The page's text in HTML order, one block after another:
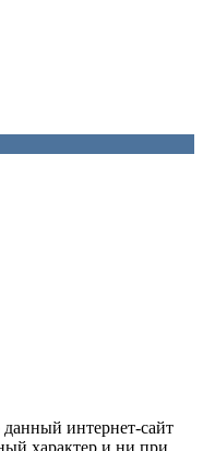
интернет-сайт